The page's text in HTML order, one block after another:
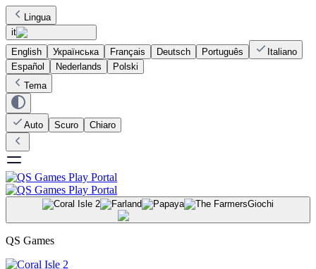
Lingua
it
English
Українська Français Deutsch Português
Italiano
Español
Nederlands
Polski
Tema
Auto Scuro Chiaro
Giochi
QS Games